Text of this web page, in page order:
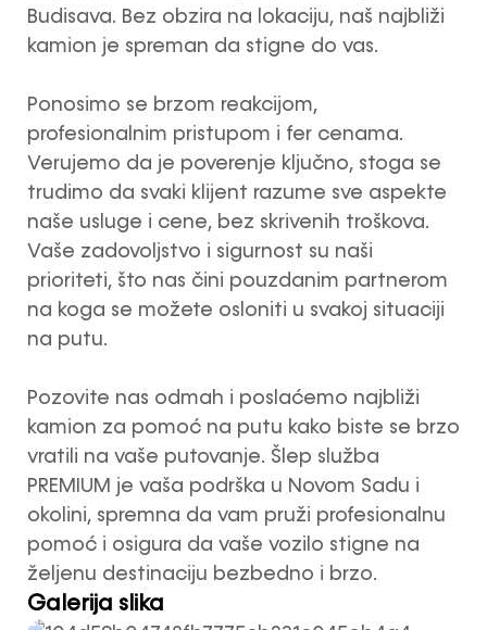
Budisava. Bez obzira na lokaciju, naš najbliži
kamion je spreman da stigne do vas.
Ponosimo se brzom reakcijom,
profesionalnim pristupom i fer cenama.
Verujemo da je poverenje ključno, stoga se
trudimo da svaki klijent razume sve aspekte
naše usluge i cene, bez skrivenih troškova.
Vaše zadovoljstvo i sigurnost su naši
prioriteti, što nas čini pouzdanim partnerom
na koga se možete osloniti u svakoj situaciji
na putu.
Pozovite nas odmah i poslaćemo najbliži
kamion za pomoć na putu kako biste se brzo
vratili na vaše putovanje. Šlep služba
PREMIUM je vaša podrška u Novom Sadu i
okolini, spremna da vam pruži profesionalnu
pomoć i osigura da vaše vozilo stigne na
željenu destinaciju bezbedno i brzo.
Galerija slika